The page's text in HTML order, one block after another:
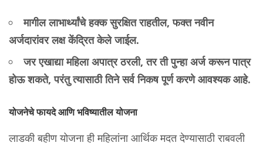
मागील लाभार्थ्यांचे हक्क सुरक्षित राहतील, फक्त नवीन
अर्जदारांवर लक्ष केंद्रित केले जाईल.
जर एखाद्या महिला अपात्र ठरली, तर ती पुन्हा अर्ज करून पात्र
होऊ शकते, परंतु त्यासाठी तिने सर्व निकष पूर्ण करणे आवश्यक आहे.
योजनेचे फायदे आणि भविष्यातील योजना
लाडकी बहीण योजना ही महिलांना आर्थिक मदत देण्यासाठी राबवली